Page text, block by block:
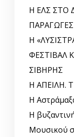
Η ΕΛΣ ΣΤΟ
ΠΑΡΑΓΩΓΕΣ
Η
ΦΕΣΤΙΒΑΛ
ΣΙΒΗΡΗΣ
Η ΑΠΕΙΛΗ.
Η
Η
Μουσικού